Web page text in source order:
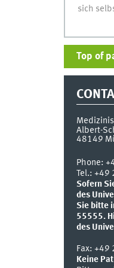
sich
Top of
Albert-
48149
Phone:
Tel.: +49
Sofern
des
Sie bitte
55555.
des
Fax: +49
Keine